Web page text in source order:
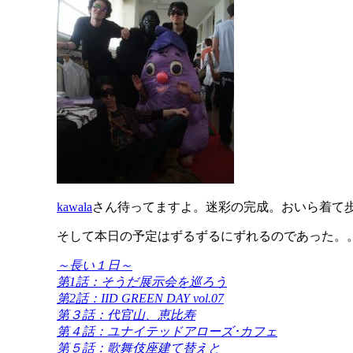
kawalaさん待ってますよ。迷彩の完成。おいら着て
そして本日の予定はずるずるにずれるのであった。。
～長い１日～
第1話：そうだ展示会を巡ろう
第2話：IID GREEN DAY vol.07
第３話：代官山、恵比寿
第４話：ユナイテッドアローズ･カフェ
第５話：歌舞伎座建て替えと